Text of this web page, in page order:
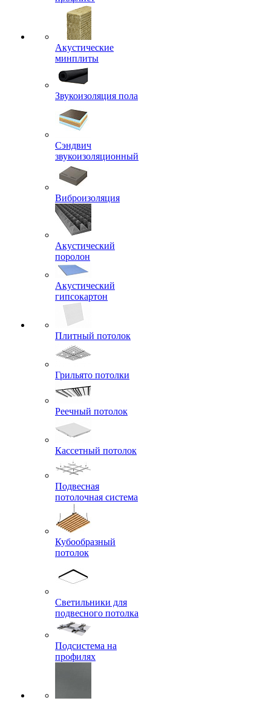
Акустические
минплиты
Звукоизоляция пола
Сэндвич
звукоизоляционный
Виброизоляция
Акустический
поролон
Акустический
гипсокартон
Плитный потолок
Грильято потолки
Реечный потолок
Кассетный потолок
Подвесная
потолочная система
Кубообразный
потолок
Светильники для
подвесного потолка
Подсистема на
профилях